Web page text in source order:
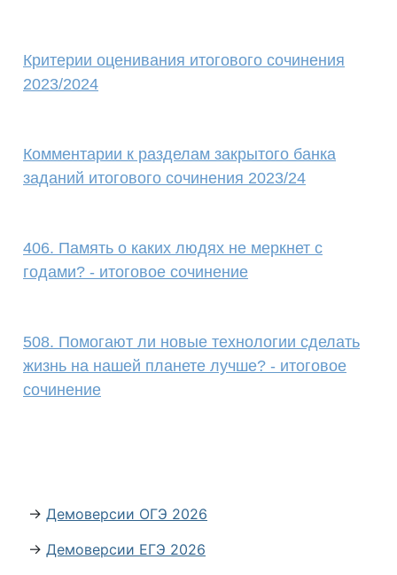
Критерии оценивания итогового сочинения
2023/2024
Комментарии к разделам закрытого банка
заданий итогового сочинения 2023/24
406. Память о каких людях не меркнет с
годами? - итоговое сочинение
508. Помогают ли новые технологии сделать
жизнь на нашей планете лучше? - итоговое
сочинение
→ Демоверсии ОГЭ 2026
→ Демоверсии ЕГЭ 2026